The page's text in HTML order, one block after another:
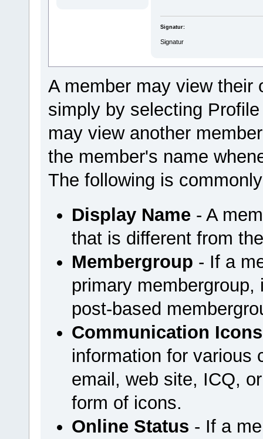
Signatur:
Signatur
A member may view their
simply by selecting
may view another
the member's name
The following is
Display Name- A
that is different from
Membergroup - If a
primary
post-based
Communication Icons
information for various
email, web site, ICQ,
form of icons.
Online Status - If a